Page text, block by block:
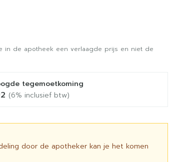
in de apotheek een verlaagde prijs en niet de
tegemoetkoming
(6% inclusief btw)
door de apotheker kan je het komen